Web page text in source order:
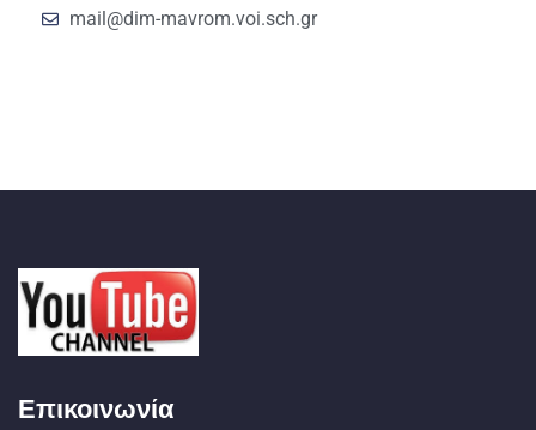
mail@dim-mavrom.voi.sch.gr
Επικοινωνία